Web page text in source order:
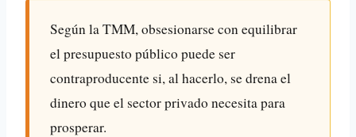
Según la TMM, obsesionarse con equilibrar
el presupuesto público puede ser
contraproducente si, al hacerlo, se drena el
dinero que el sector privado necesita para
prosperar.